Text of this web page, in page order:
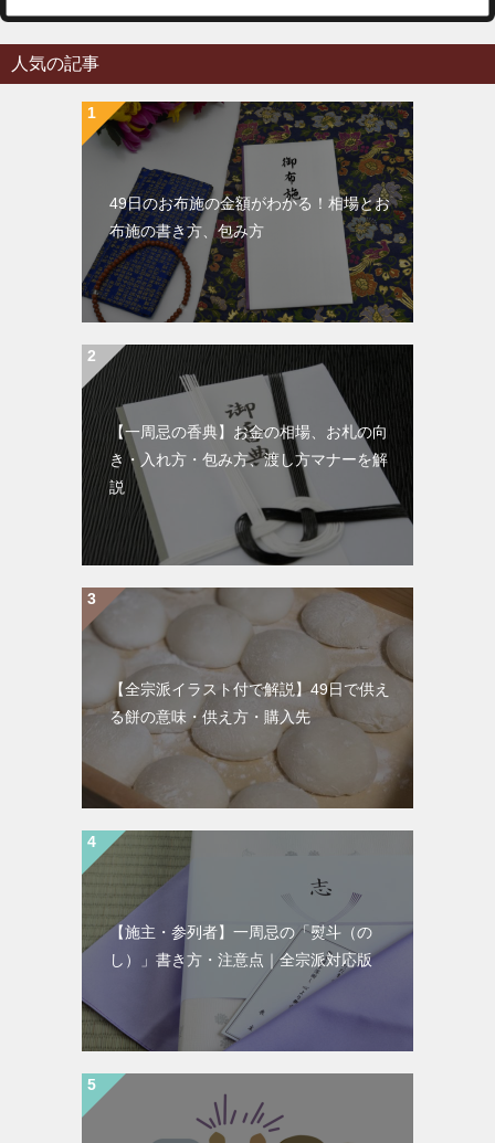
人気の記事
49日のお布施の金額がわかる！相場とお
布施の書き方、包み方
【一周忌の香典】お金の相場、お札の向
き・入れ方・包み方、渡し方マナーを解
説
【全宗派イラスト付で解説】49日で供え
る餅の意味・供え方・購入先
【施主・参列者】一周忌の「熨斗（の
し）」書き方・注意点｜全宗派対応版